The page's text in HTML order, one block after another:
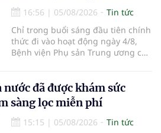
16:56 | 05/08/2026
Tin tức
Chỉ trong buổi sáng đầu tiên chính
thức đi vào hoạt động ngày 4/8,
Bệnh viện Phụ sản Trung ương cơ
em bé đầu tiên chào đời.
nước đã được khám sức
sàng lọc miễn phí
15:15 | 05/08/2026
Tin tức